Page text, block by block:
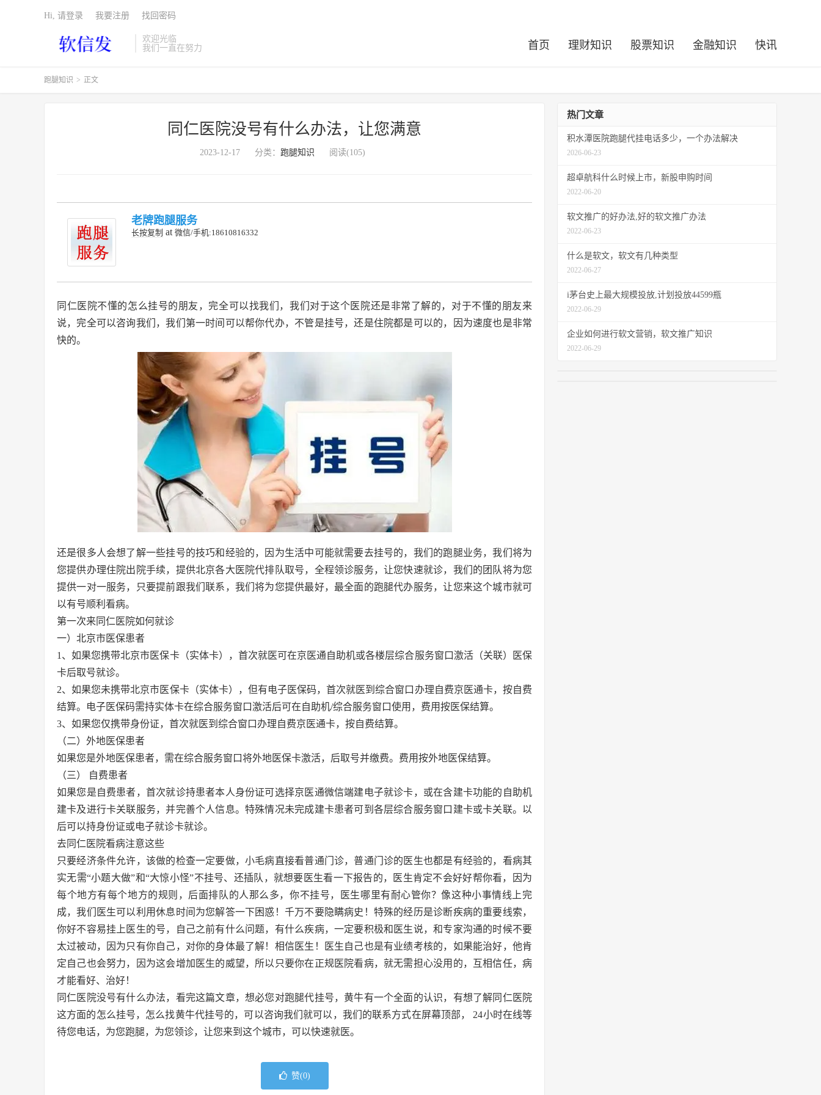
欢迎光临
我们一直在努力
首页 理财知识 股票知识 金融知识 快讯
Hi, 请登录 我要注册 找回密码
跑腿知识 > 正文
同仁医院没号有什么办法，让您满意
2023-12-17 分类： 跑腿知识 阅读(105)
老牌跑腿服务
长按复制 at 微信/手机:18610816332
同仁医院不懂的怎么挂号的朋友，完全可以找我们，我们对于这个医院还是非常了解的，对于不懂的朋友来
说，完全可以咨询我们，我们第一时间可以帮你代办，不管是挂号，还是住院都是可以的，因为速度也是非常
快的。
还是很多人会想了解一些挂号的技巧和经验的，因为生活中可能就需要去挂号的，我们的跑腿业务，我们将为
您提供办理住院出院手续，提供北京各大医院代排队取号，全程领诊服务，让您快速就诊，我们的团队将为您
提供一对一服务，只要提前跟我们联系，我们将为您提供最好，最全面的跑腿代办服务，让您来这个城市就可
以有号顺利看病。
第一次来同仁医院如何就诊
一）北京市医保患者
1、如果您携带北京市医保卡（实体卡），首次就医可在京医通自助机或各楼层综合服务窗口激活（关联）医保
卡后取号就诊。
2、如果您未携带北京市医保卡（实体卡），但有电子医保码，首次就医到综合窗口办理自费京医通卡，按自费
结算。电子医保码需持实体卡在综合服务窗口激活后可在自助机/综合服务窗口使用，费用按医保结算。
3、如果您仅携带身份证，首次就医到综合窗口办理自费京医通卡，按自费结算。
（二）外地医保患者
如果您是外地医保患者，需在综合服务窗口将外地医保卡激活，后取号并缴费。费用按外地医保结算。
（三） 自费患者
如果您是自费患者，首次就诊持患者本人身份证可选择京医通微信端建电子就诊卡，或在含建卡功能的自助机
建卡及进行卡关联服务，并完善个人信息。特殊情况未完成建卡患者可到各层综合服务窗口建卡或卡关联。以
后可以持身份证或电子就诊卡就诊。
去同仁医院看病注意这些
只要经济条件允许，该做的检查一定要做，小毛病直接看普通门诊，普通门诊的医生也都是有经验的，看病其
实无需“小题大做”和“大惊小怪”不挂号、还插队，就想要医生看一下报告的，医生肯定不会好好帮你看，因为
每个地方有每个地方的规则，后面排队的人那么多，你不挂号，医生哪里有耐心管你？像这种小事情线上完
成，我们医生可以利用休息时间为您解答一下困惑！千万不要隐瞒病史！特殊的经历是诊断疾病的重要线索，
你好不容易挂上医生的号，自己之前有什么问题，有什么疾病，一定要积极和医生说，和专家沟通的时候不要
太过被动，因为只有你自己，对你的身体最了解！相信医生！医生自己也是有业绩考核的，如果能治好，他肯
定自己也会努力，因为这会增加医生的威望，所以只要你在正规医院看病，就无需担心没用的，互相信任，病
才能看好、治好！
同仁医院没号有什么办法，看完这篇文章，想必您对跑腿代挂号，黄牛有一个全面的认识，有想了解同仁医院
这方面的怎么挂号，怎么找黄牛代挂号的，可以咨询我们就可以，我们的联系方式在屏幕顶部， 24小时在线等
待您电话，为您跑腿，为您领诊，让您来到这个城市，可以快速就医。
赞(0)
热门文章
积水潭医院跑腿代挂电话多少，一个办法解决
2026-06-23
超卓航科什么时候上市，新股申购时间
2022-06-20
软文推广的好办法,好的软文推广办法
2022-06-23
什么是软文，软文有几种类型
2022-06-27
i茅台史上最大规模投放,计划投放44599瓶
2022-06-29
企业如何进行软文营销，软文推广知识
2022-06-29